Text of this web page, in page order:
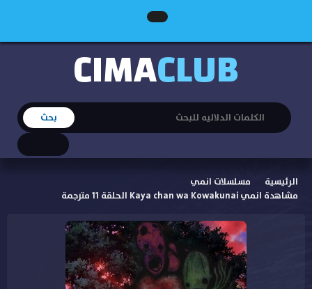
CIMACLUB
الرئيسية
مسلسلات انمي
مشاهدة انمي Kaya chan wa Kowakunai الحلقة 11 مترجمة